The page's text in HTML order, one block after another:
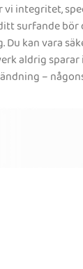
vi integritet,
surfande
Du kan vara
aldrig
–